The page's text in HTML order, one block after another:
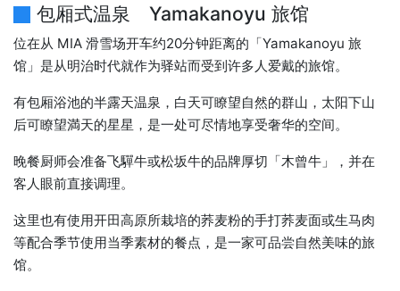
包厢式温泉 Yamakanoyu 旅馆
位在从 MIA 滑雪场开车约20分钟距离的「Yamakanoyu 旅
馆」是从明治时代就作为驿站而受到许多人爱戴的旅馆。
有包厢浴池的半露天温泉，白天可瞭望自然的群山，太阳下山
后可瞭望満天的星星，是一处可尽情地享受奢华的空间。
晚餐厨师会准备飞驒牛或松坂牛的品牌厚切「木曾牛」，并在
客人眼前直接调理。
这里也有使用开田高原所栽培的荞麦粉的手打荞麦面或生马肉
等配合季节使用当季素材的餐点，是一家可品尝自然美味的旅
馆。